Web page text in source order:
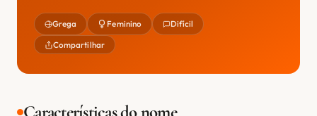
Grega Feminino Difícil
Compartilhar